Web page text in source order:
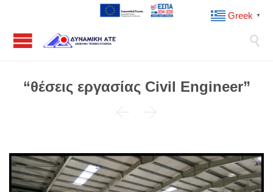

“θέσεις εργασίας Civil Engineer”
 
Greek ▼